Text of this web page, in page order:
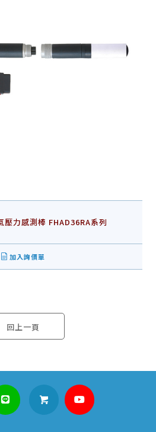
壓力感測棒 FHAD36RA系列
加入詢價單
回上一頁